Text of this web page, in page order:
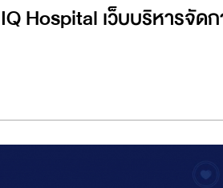
Hospital เว็บบริหารจัดก